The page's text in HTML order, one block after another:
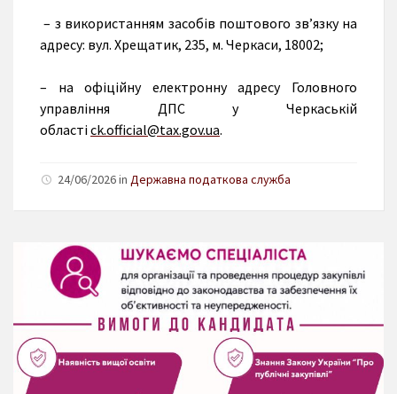
– з використанням засобів поштового зв’язку на
адресу: вул. Хрещатик, 235, м. Черкаси, 18002;
– на офіційну електронну адресу Головного
управління ДПС у Черкаській
областіck.official@tax.gov.ua.
24/06/2026 in Державна податкова служба